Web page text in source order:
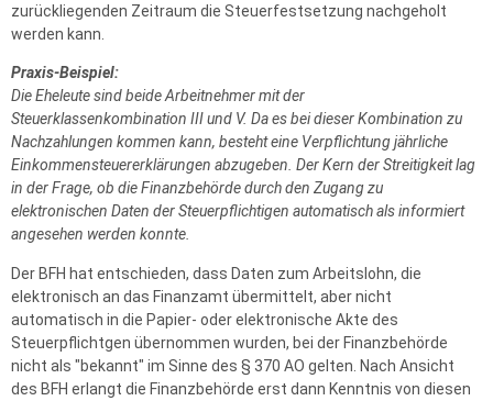
zurückliegenden Zeitraum die Steuerfestsetzung nachgeholt
werden kann.
Praxis-Beispiel:
Die Eheleute sind beide Arbeitnehmer mit der
Steuerklassenkombination III und V. Da es bei dieser Kombination zu
Nachzahlungen kommen kann, besteht eine Verpflichtung jährliche
Einkommensteuererklärungen abzugeben. Der Kern der Streitigkeit lag
in der Frage, ob die Finanzbehörde durch den Zugang zu
elektronischen Daten der Steuerpflichtigen automatisch als informiert
angesehen werden konnte.
Der BFH hat entschieden, dass Daten zum Arbeitslohn, die
elektronisch an das Finanzamt übermittelt, aber nicht
automatisch in die Papier- oder elektronische Akte des
Steuerpflichtgen übernommen wurden, bei der Finanzbehörde
nicht als "bekannt" im Sinne des § 370 AO gelten. Nach Ansicht
des BFH erlangt die Finanzbehörde erst dann Kenntnis von diesen